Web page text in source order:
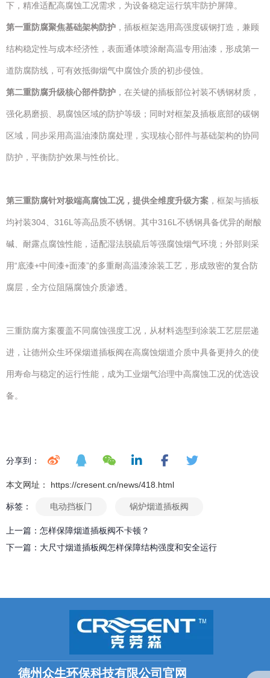
下，精准适配高腐蚀工况需求，为设备稳定运行筑牢防护屏障。
第一重防腐聚焦基础架构防护 ，插板框架选用高强度碳钢打造，兼顾
结构稳定性与成本经济性，表面通体喷涂耐高温专用油漆，形成第一
道防腐防线，可有效抵御烟气中腐蚀介质的初步侵蚀。
第二重防腐升级核心部件防护 ，在关键的插板部位衬装不锈钢材质，
强化易磨损、易腐蚀区域的防护等级；同时对框架及插板底部的碳钢
区域，同步采用高温油漆防腐处理，实现核心部件与基础架构的协同
防护，平衡防护效果与性价比。
第三重防腐针对极端高腐蚀工况，提供全维度升级方案 ，框架与插板
均衬装304、316L等高品质不锈钢。其中316L不锈钢具备优异的耐酸
碱、耐露点腐蚀性能，适配湿法脱硫后等强腐蚀烟气环境；外部则采
用“底漆+中间漆+面漆”的多重耐高温漆涂装工艺，形成致密的复合防
腐层，全方位阻隔腐蚀介质渗透。
三重防腐方案覆盖不同腐蚀强度工况，从材料选型到涂装工艺层层递
进，让德州众生环保烟道插板阀在高腐蚀烟道介质中具备更持久的使
用寿命与稳定的运行性能，成为工业烟气治理中高腐蚀工况的优选设
备。
分享到：
本文网址： https://cresent.cn/news/418.html
标签： 电动挡板门 锅炉烟道插板阀
上一篇： 怎样保障烟道插板阀不卡顿？
下一篇： 大尺寸烟道插板阀怎样保障结构强度和安全运行
相关文章
烟气挡板门在烟气净化中的作用？
德州众生环保科技有限公司官网